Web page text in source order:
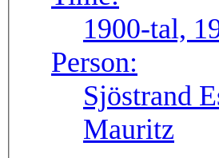
1900-tal,
Person:
Sjöstrand
Mauritz